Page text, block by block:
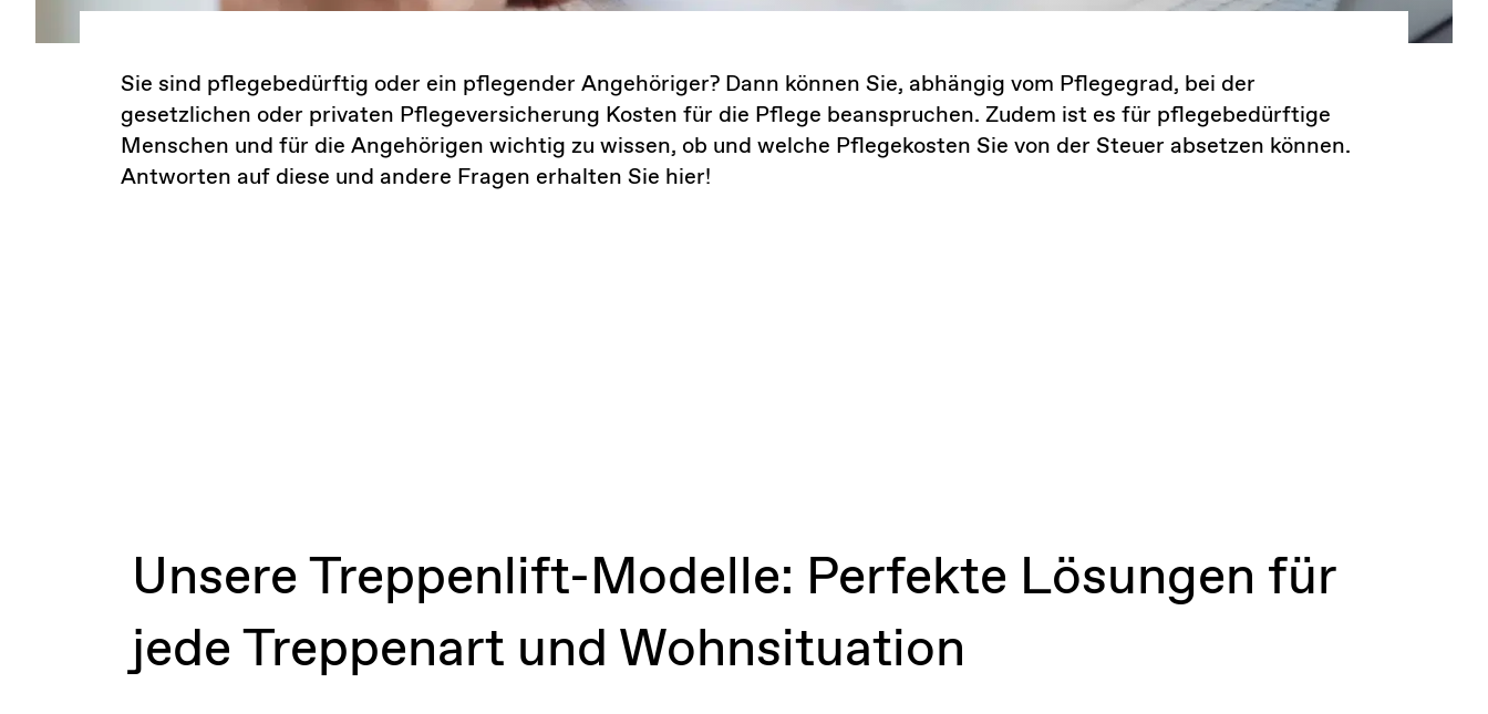
Sie sind pflegebedürftig oder ein pflegender Angehöriger? Dann können Sie, abhängig vom Pflegegrad, bei der
gesetzlichen oder privaten Pflegeversicherung Kosten für die Pflege beanspruchen. Zudem ist es für pflegebedürftige
Menschen und für die Angehörigen wichtig zu wissen, ob und welche Pflegekosten Sie von der Steuer absetzen können.
Antworten auf diese und andere Fragen erhalten Sie hier!
Unsere Treppenlift-Modelle: Perfekte Lösungen für
jede Treppenart und Wohnsituation